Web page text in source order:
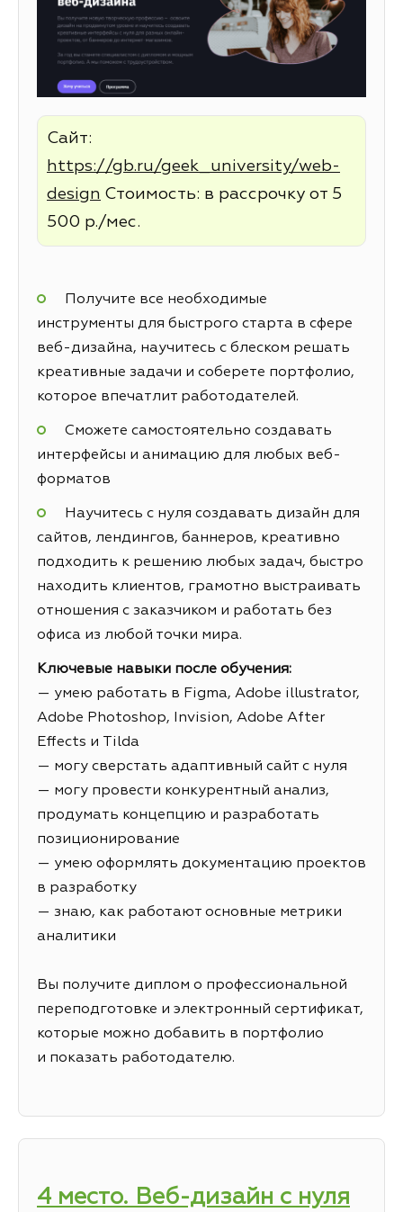
Сайт:
https://gb.ru/geek_university/web-
design Стоимость: в рассрочку от 5
500 р./мес.
Получите все необходимые
инструменты для быстрого старта в сфере
веб-дизайна, научитесь с блеском решать
креативные задачи и соберете портфолио,
которое впечатлит работодателей.
Сможете самостоятельно создавать
интерфейсы и анимацию для любых веб-
форматов
Научитесь с нуля создавать дизайн для
сайтов, лендингов, баннеров, креативно
подходить к решению любых задач, быстро
находить клиентов, грамотно выстраивать
отношения с заказчиком и работать без
офиса из любой точки мира.
Ключевые навыки после обучения:
— умею работать в Figma, Adobe illustrator,
Adobe Photoshop, Invision, Adobe After
Effects и Tilda
— могу сверстать адаптивный сайт с нуля
— могу провести конкурентный анализ,
продумать концепцию и разработать
позиционирование
— умею оформлять документацию проектов
в разработку
— знаю, как работают основные метрики
аналитики
Вы получите диплом о профессиональной
переподготовке и электронный сертификат,
которые можно добавить в портфолио
и показать работодателю.
4 место. Веб-дизайн с нуля